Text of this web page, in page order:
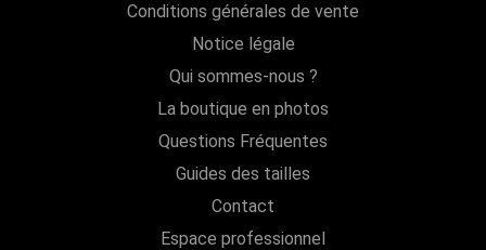
Conditions générales de vente
Notice légale
Qui sommes-nous ?
La boutique en photos
Questions Fréquentes
Guides des tailles
Contact
Espace professionnel